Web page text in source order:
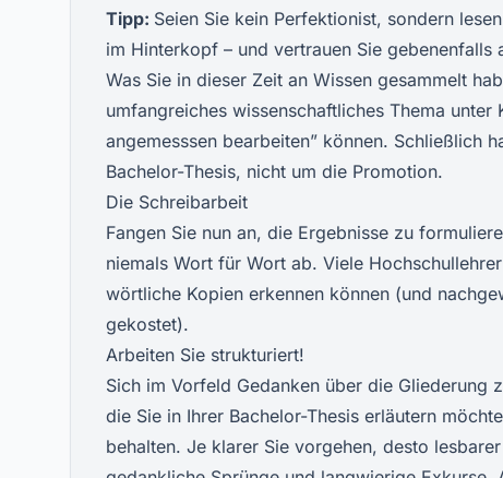
Tipp: Seien Sie kein Perfektionist, sondern
im Hinterkopf – und vertrauen Sie gebenenfalls
Was Sie in dieser Zeit an Wissen gesammelt
umfangreiches wissenschaftliches Thema
angemesssen bearbeiten” können. Schließlich
Bachelor-Thesis, nicht um die Promotion.
Die Schreibarbeit
Fangen Sie nun an, die Ergebnisse zu
niemals Wort für Wort ab. Viele
wörtliche Kopien erkennen können (und
gekostet).
Arbeiten Sie strukturiert!
Sich im Vorfeld Gedanken über die Gliederung
die Sie in Ihrer Bachelor-Thesis erläutern
behalten. Je klarer Sie vorgehen, desto